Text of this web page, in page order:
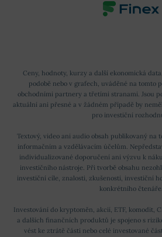
Ceny, hodnoty, kurzy a další ekonomická
podobě nebo v grafech, uváděné na tomto
obchodními partnery a třetími stranami. Jsou
aktuální ani přesné a v žádném případě by
pro investiční
Textový, video ani audio obsah publikovaný na
informačním a vzdělávacím účelům.
individualizované doporučení ani výzvu k
investičního nástroje. Při tvorbě obsahu
investiční cíle, znalosti, zkušenosti, investiční
konkrétního čtenáře.
Investování do kryptoměn, akcií, ETF, komodit,
a dalších finančních produktů je spojeno s
vést ke ztrátě části nebo celé investované